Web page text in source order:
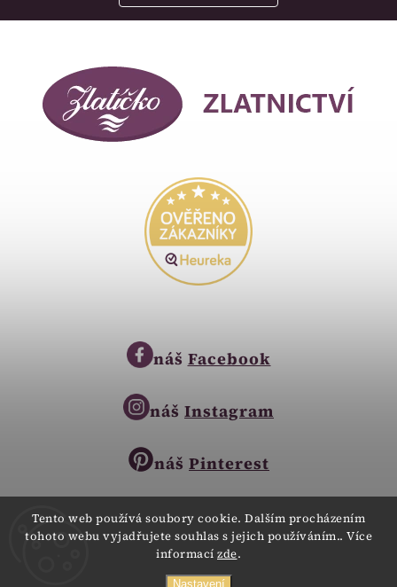
Tento web používá soubory cookie. Dalším procházením
tohoto webu vyjadřujete souhlas s jejich používáním.. Více
informací zde.
Nastavení
obchod@zlatnictvi-zlaticko.cz
náš Facebook
náš Instagram
náš Pinterest
Copyright © 2023